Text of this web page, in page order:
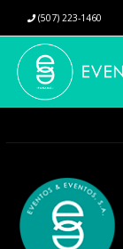
(507) 223-1460